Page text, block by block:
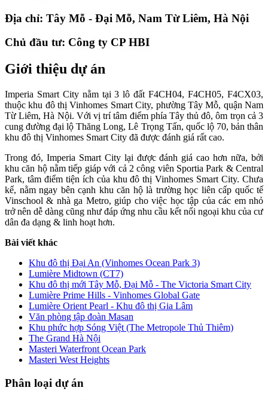
Địa chỉ: Tây Mỗ - Đại Mỗ, Nam Từ Liêm, Hà Nội
Chủ đầu tư: Công ty CP HBI
Giới thiệu dự án
Imperia Smart City nằm tại 3 lô đất F4CH04, F4CH05, F4CX03,
thuộc khu đô thị Vinhomes Smart City, phường Tây Mỗ, quận Nam
Từ Liêm, Hà Nội. Với vị trí tâm điểm phía Tây thủ đô, ôm trọn cả 3
cung đường đại lộ Thăng Long, Lê Trọng Tấn, quốc lộ 70, bản thân
khu đô thị Vinhomes Smart City đã được đánh giá rất cao.
Trong đó, Imperia Smart City lại được đánh giá cao hơn nữa, bởi
khu căn hộ nằm tiếp giáp với cả 2 công viên Sportia Park & Central
Park, tâm điểm tiện ích của khu đô thị Vinhomes Smart City. Chưa
kể, nằm ngay bên cạnh khu căn hộ là trường học liên cấp quốc tế
Vinschool & nhà ga Metro, giúp cho việc học tập của các em nhỏ
trở nên dễ dàng cũng như đáp ứng nhu cầu kết nối ngoại khu của cư
dân đa dạng & linh hoạt hơn.
Bài viết khác
Khu đô thị Đại An (Vinhomes Ocean Park 3)
Lumière Midtown (CT7)
Khu đô thị mới Tây Mỗ, Đại Mỗ - The Victoria Smart City
Lumière Prime Hills - Vinhomes Global Gate
Lumière Orient Pearl - Khu đô thị Gia Lâm
Văn phòng tập đoàn Masan
Khu phức hợp Sóng Việt (The Metropole Thủ Thiêm)
The Grand Hà Nội
Masteri Waterfront Ocean Park
Masteri West Heights
Phân loại dự án